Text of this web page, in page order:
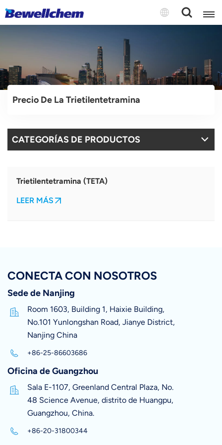
English
Русский
بالعربية
中文
Español
Precio De La Trietilentetramina
CATEGORÍAS DE PRODUCTOS
Trietilentetramina (TETA)
LEER MÁS
CONECTA CON NOSOTROS
Sede de Nanjing
Room 1603, Building 1, Haixie Building,
No.101 Yunlongshan Road, Jianye District,
Nanjing China
+86-25-86603686
Oficina de Guangzhou
Sala E-1107, Greenland Central Plaza, No.
48 Science Avenue, distrito de Huangpu,
Guangzhou, China.
+86-20-31800344